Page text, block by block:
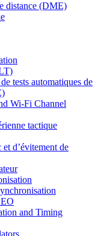
distance (DME)
tests automatiques de
Wi-Fi Channel
tactique
et d’évitement de
and Timing